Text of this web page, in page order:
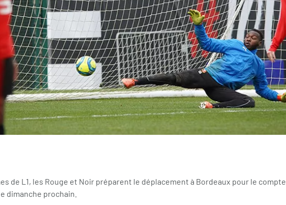
de L1, les Rouge et Noir préparent le déplacement à Bordeaux pour le compte
dimanche prochain.